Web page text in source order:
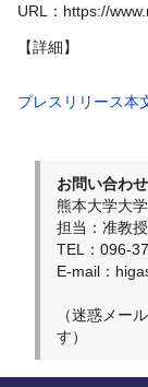
URL：https://
【詳細】
プレスリリース本
お問い合わせ
熊本大学大
担当：准
TEL：096-
E-mail：
（迷惑メー
す）